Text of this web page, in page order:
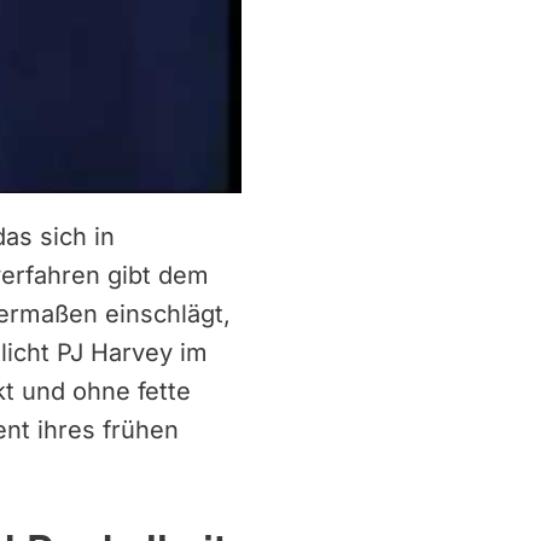
sich in
gibt dem
einschlägt,
PJ Harvey im
und ohne fette
ihres frühen